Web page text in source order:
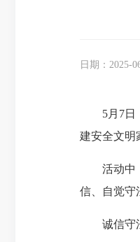
日期：2025-
5月7日，
建安全文明
活动中，
信、自觉守
诚信守法